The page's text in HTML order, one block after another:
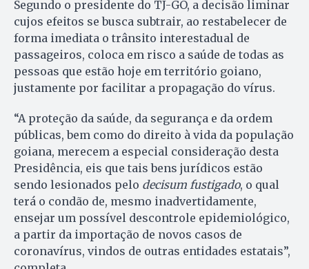
Segundo o presidente do TJ-GO, a decisão liminar
cujos efeitos se busca subtrair, ao restabelecer de
forma imediata o trânsito interestadual de
passageiros, coloca em risco a saúde de todas as
pessoas que estão hoje em território goiano,
justamente por facilitar a propagação do vírus.
“A proteção da saúde, da segurança e da ordem
públicas, bem como do direito à vida da população
goiana, merecem a especial consideração desta
Presidência, eis que tais bens jurídicos estão
sendo lesionados pelo decisum fustigado, o qual
terá o condão de, mesmo inadvertidamente,
ensejar um possível descontrole epidemiológico,
a partir da importação de novos casos de
coronavírus, vindos de outras entidades estatais”,